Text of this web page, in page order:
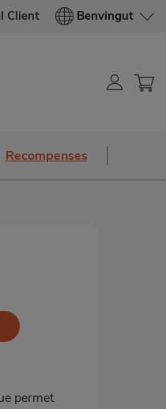
Client Benvingut
Recompenses
permet